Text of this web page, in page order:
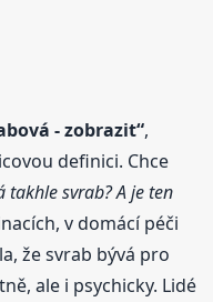
- zobrazit“,
definici. Chce
takhle svrab? A je ten
v domácí péči
že svrab bývá pro
ale i psychicky. Lidé